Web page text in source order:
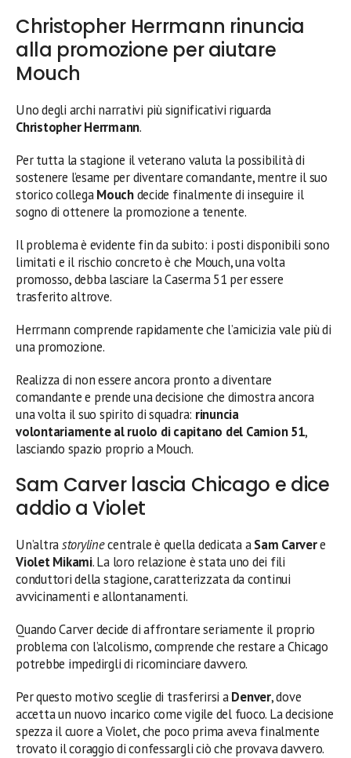
Christopher Herrmann rinuncia
alla promozione per aiutare
Mouch
Uno degli archi narrativi più significativi riguarda
Christopher Herrmann.
Per tutta la stagione il veterano valuta la possibilità di
sostenere l’esame per diventare comandante, mentre il suo
storico collegaMouchdecide finalmente di inseguire il
sogno di ottenere la promozione a tenente.
Il problema è evidente fin da subito: i posti disponibili sono
limitati e il rischio concreto è che Mouch, una volta
promosso, debba lasciare la Caserma 51 per essere
trasferito altrove.
Herrmann comprende rapidamente che l’amicizia vale più di
una promozione.
Realizza di non essere ancora pronto a diventare
comandante e prende una decisione che dimostra ancora
una volta il suo spirito di squadra: rinuncia
volontariamente al ruolo di capitano del Camion 51,
lasciando spazio proprio a Mouch.
Sam Carver lascia Chicago e dice
addio a Violet
Un’altrastorylinecentrale è quella dedicata aSam Carvere
Violet Mikami. La loro relazione è stata uno dei fili
conduttori della stagione, caratterizzata da continui
avvicinamenti e allontanamenti.
Quando Carver decide di affrontare seriamente il proprio
problema con l’alcolismo, comprende che restare a Chicago
potrebbe impedirgli di ricominciare davvero.
Per questo motivo sceglie di trasferirsi aDenver, dove
accetta un nuovo incarico come vigile del fuoco. La decisione
spezza il cuore a Violet, che poco prima aveva finalmente
trovato il coraggio di confessargli ciò che provava davvero.